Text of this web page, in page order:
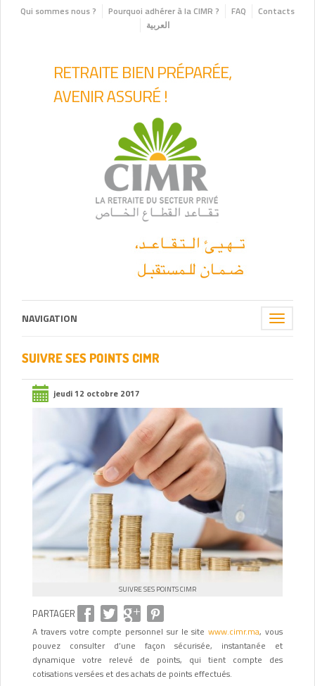
Qui sommes nous ? Pourquoi adhérer à la CIMR ? FAQ
Contacts
العربية
Toggle
NAVIGATION
SUIVRE SES POINTS CIMR
jeudi 12 octobre 2017
SUIVRE SES POINTS CIMR
PARTAGER
A travers votre compte personnel sur le sitewww.cimr.ma, vous
pouvez consulter d’une façon sécurisée, instantanée et
dynamique votre relevé de points, qui tient compte des
cotisations versées et des achats de points effectués.